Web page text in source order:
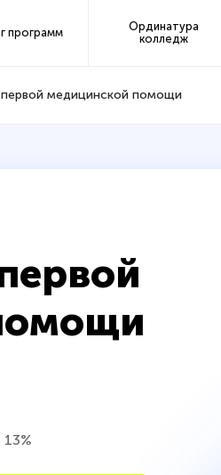
программ
Ординатура
колледж
первой медицинской помощи